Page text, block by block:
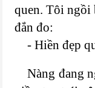
quen. Tôi ngồi
đắn đo:
- Hiền đẹp
Nàng đang